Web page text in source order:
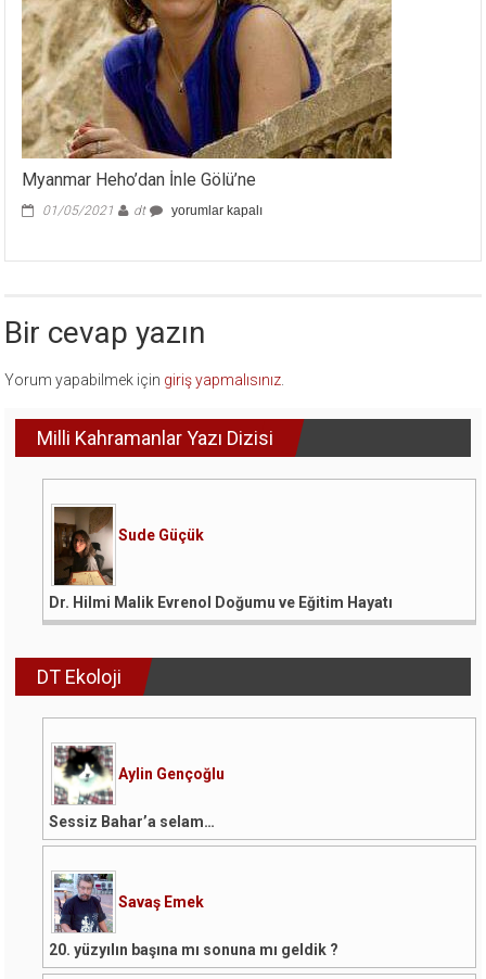
Myanmar Heho’dan İnle Gölü’ne
01/05/2021 dt
Myanmar
yorumlar kapalı
Bir cevap yazın
Yorum yapabilmek için giriş yapmalısınız
Milli Kahramanlar Yazı Dizisi
Sude Güçük
Dr. Hilmi Malik Evrenol Doğumu ve Eğitim Hayatı
DT Ekoloji
Aylin Gençoğlu
Sessiz Bahar’a selam…
Savaş Emek
20. yüzyılın başına mı sonuna mı geldik ?